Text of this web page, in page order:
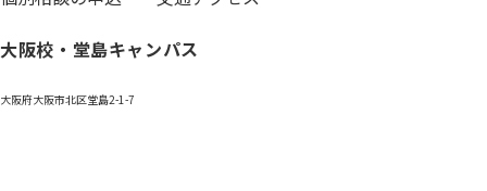
大阪校・堂島キャンパス
大阪府大阪市北区堂島2-1-7